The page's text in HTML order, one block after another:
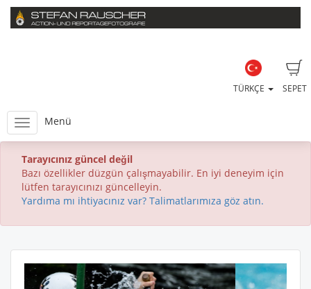
SEPET
TÜRKÇE
Menü
Tarayıcınız güncel değil
Bazı özellikler düzgün çalışmayabilir. En iyi deneyim için
lütfen tarayıcınızı güncelleyin.
Yardıma mı ihtiyacınız var? Talimatlarımıza göz atın.